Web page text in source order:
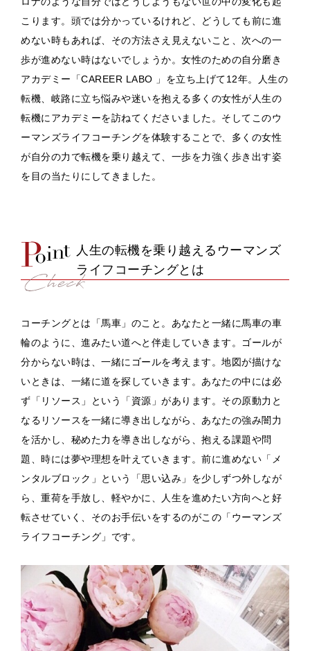
こります。頭では分かっているけれど、どうしても前に進
めない時もあれば、その方法さえ見えないこと、次への一
歩が進めない時はないでしょうか。女性のための自分磨き
アカデミー「CAREER LABO 」を立ち上げて12年。人生の
転機、岐路に立ち悩みや迷いを抱える多くの女性が人生の
転機にアカデミーを訪ねてくださいました。そしてこのウ
ーマンズライフコーチングを体験することで、多くの女性
が自分の力で転機を乗り越えて、一歩を力強く歩き出す姿
を目の当たりにしてきました。
人生の転機を乗り越えるウーマンズ
ライフコーチングとは
コーチングとは「馬車」のこと。あなたと一緒に馬車の車
輪のように、進みたい道へと伴走していきます。ゴールが
分からない時は、一緒にゴールを考えます。地図が描けな
いときは、一緒に道を探していきます。あなたの中には必
ず「リソース」という「資源」があります。その原動力と
なるリソースを一緒に導き出しながら、あなたの強み闇力
を活かし、秘めた力を導き出しながら、抱える課題や問
題、時には夢や理想を叶えていきます。前に進めない「メ
ンタルブロック」という「思い込み」を少しずつ外しなが
ら、重荷を手放し、軽やかに、人生を進めたい方向へと好
転させていく、そのお手伝いをするのがこの「ウーマンズ
ライフコーチング」です。